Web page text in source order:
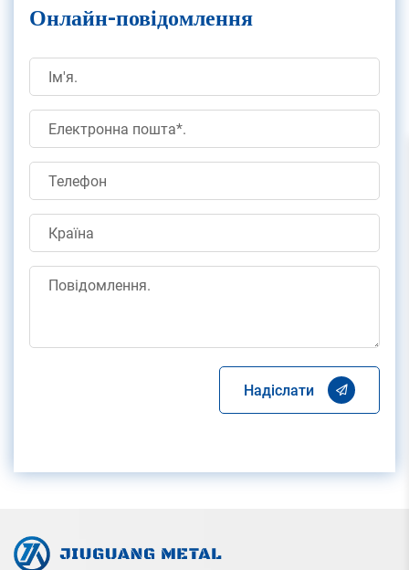
Онлайн-повідомлення
Надіслати